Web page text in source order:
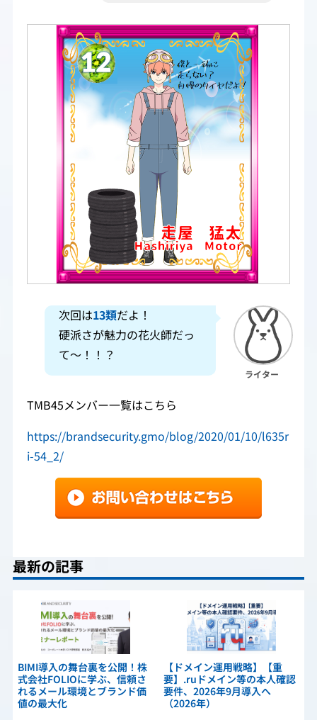
次回は13類だよ！
硬派さが魅力の花火師だっ
て～！！？
ライター
TMB45メンバー一覧はこちら
https://brandsecurity.gmo/blog/2020/01/10/l635r
i-54_2/
最新の記事
BIMI導入の舞台裏を公開！株
式会社FOLIOに学ぶ、信頼さ
れるメール環境とブランド価
値の最大化
【ドメイン運用戦略】【重
要】.ruドメイン等の本人確認
要件、2026年9月導入へ
（2026年）